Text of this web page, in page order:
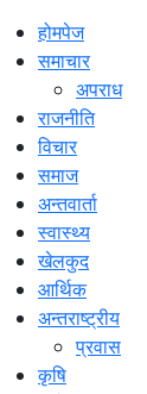
होमपेज
समाचार
अपराध
राजनीति
विचार
समाज
अन्तवार्ता
स्वास्थ्य
खेलकुद
आर्थिक
अन्तराष्ट्रीय
प्रवास
कृषि